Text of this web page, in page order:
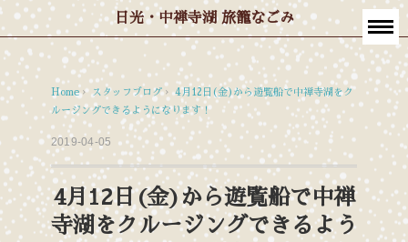
日光・中禅寺湖 旅籠なごみ
Home › スタッフブログ›
4月12日(金)から遊覧船で中禅寺湖をク
ルージングできるようになります！
2019-04-05
4月12日(金)から遊覧船で中禅
寺湖をクルージングできるよう